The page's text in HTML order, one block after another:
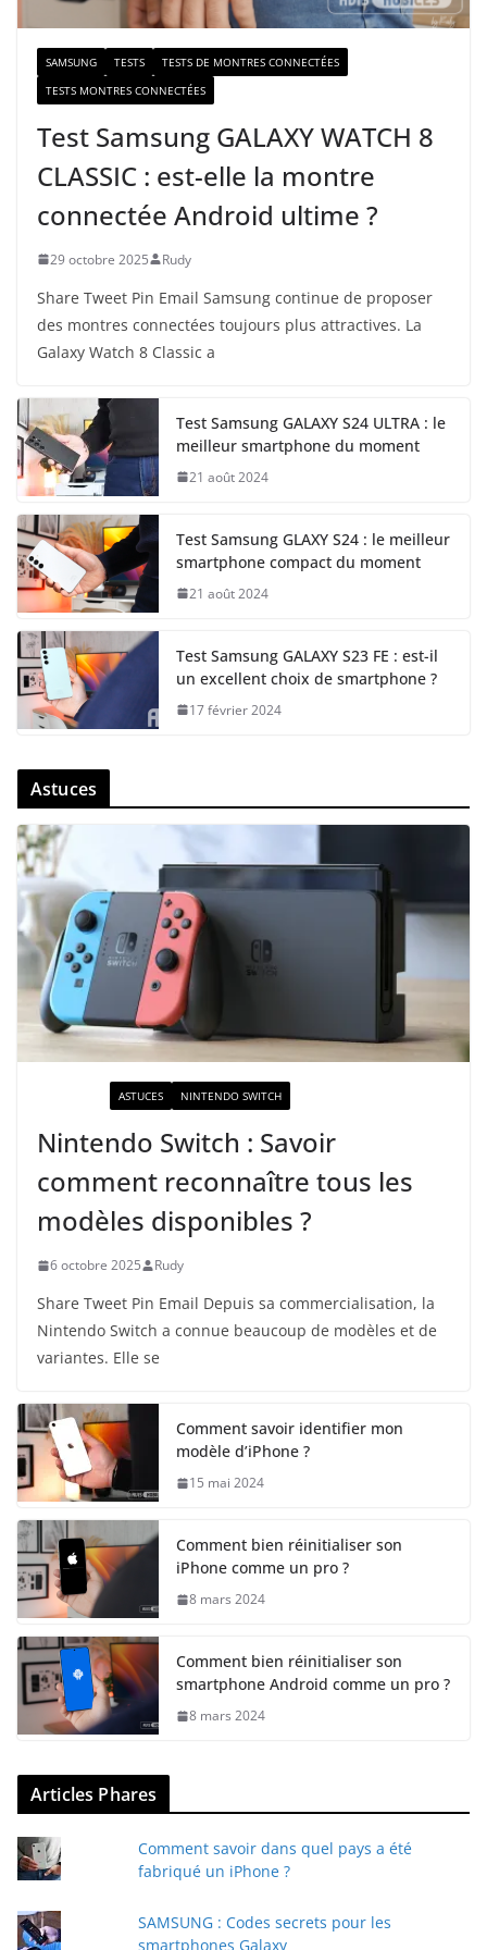
SAMSUNG TESTS
TESTS DE MONTRES CONNECTÉES
TESTS MONTRES CONNECTÉES
Test Samsung GALAXY WATCH 8
CLASSIC : est-elle la montre
connectée Android ultime ?
29 octobre 2025 Rudy
Share Tweet Pin Email Samsung continue de proposer
des montres connectées toujours plus attractives. La
Galaxy Watch 8 Classic a
Test Samsung GALAXY S24 ULTRA : le
meilleur smartphone du moment
21 août 2024
Test Samsung GLAXY S24 : le meilleur
smartphone compact du moment
21 août 2024
Test Samsung GALAXY S23 FE : est-il
un excellent choix de smartphone ?
17 février 2024
Astuces
ASTUCES NINTENDO SWITCH
Nintendo Switch : Savoir
comment reconnaître tous les
modèles disponibles ?
6 octobre 2025 Rudy
Share Tweet Pin Email Depuis sa commercialisation, la
Nintendo Switch a connue beaucoup de modèles et de
variantes. Elle se
Comment savoir identifier mon
modèle d’iPhone ?
15 mai 2024
Comment bien réinitialiser son
iPhone comme un pro ?
8 mars 2024
Comment bien réinitialiser son
smartphone Android comme un pro ?
8 mars 2024
Articles Phares
Comment savoir dans quel pays a été
fabriqué un iPhone ?
SAMSUNG : Codes secrets pour les
smartphones Galaxy